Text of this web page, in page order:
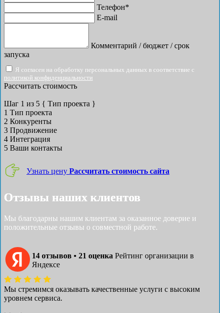
Телефон*
E-mail
Комментарий / бюджет / срок
запуска
Я согласен на обработку персональных данных в соответствие с
политикой конфиденциальности
Рассчитать стоимость
Шаг 1 из 5 { Тип проекта }
1 Тип проекта
2 Конкуренты
3 Продвижение
4 Интеграция
5 Ваши контакты
Узнать цену Рассчитать стоимость сайта
Отзывы наших клиентов
Мы благодарны нашим клиентам за оказанное доверие и
положительные отзывы о совместной работе.
14 отзывов • 21 оценка Рейтинг организации в
Яндексе
Мы стремимся оказывать качественные услуги с высоким
уровнем сервиса.